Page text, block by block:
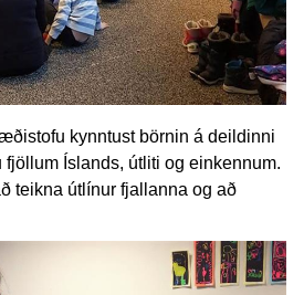
kynntust börnin á deildinni
Íslands, útliti og einkennum.
teikna útlínur fjallanna og að